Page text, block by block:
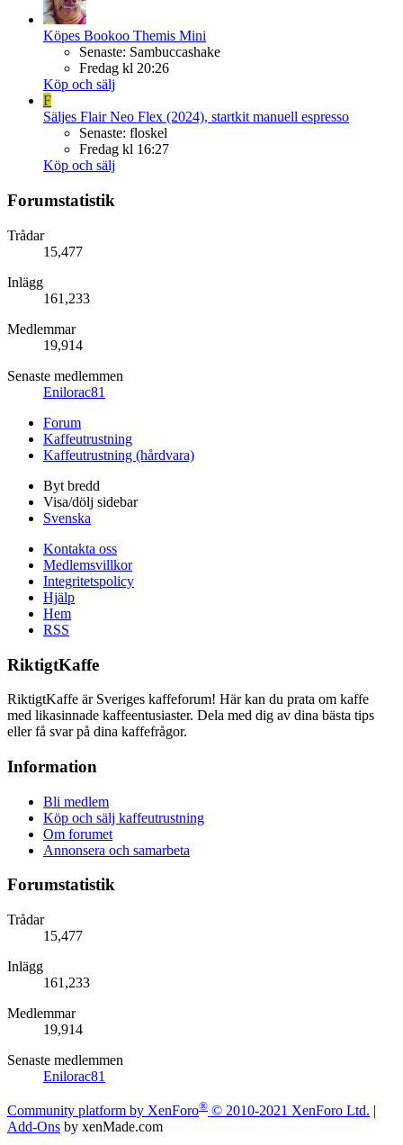
Köpes Bookoo Themis Mini
Senaste: Sambuccashake
Fredag kl 20:26
Köp och sälj
F
Säljes Flair Neo Flex (2024), startkit manuell espresso
Senaste: floskel
Fredag kl 16:27
Köp och sälj
Forumstatistik
Trådar
15,477
Inlägg
161,233
Medlemmar
19,914
Senaste medlemmen
Enilorac81
Forum
Kaffeutrustning
Kaffeutrustning (hårdvara)
Byt bredd
Visa/dölj sidebar
Svenska
Kontakta oss
Medlemsvillkor
Integritetspolicy
Hjälp
Hem
RSS
RiktigtKaffe
RiktigtKaffe är Sveriges kaffeforum! Här kan du prata om kaffe
med likasinnade kaffeentusiaster. Dela med dig av dina bästa tips
eller få svar på dina kaffefrågor.
Information
Bli medlem
Köp och sälj kaffeutrustning
Om forumet
Annonsera och samarbeta
Forumstatistik
Trådar
15,477
Inlägg
161,233
Medlemmar
19,914
Senaste medlemmen
Enilorac81
Community platform by XenForo® © 2010-2021 XenForo Ltd.
Add-Ons by xenMade.com